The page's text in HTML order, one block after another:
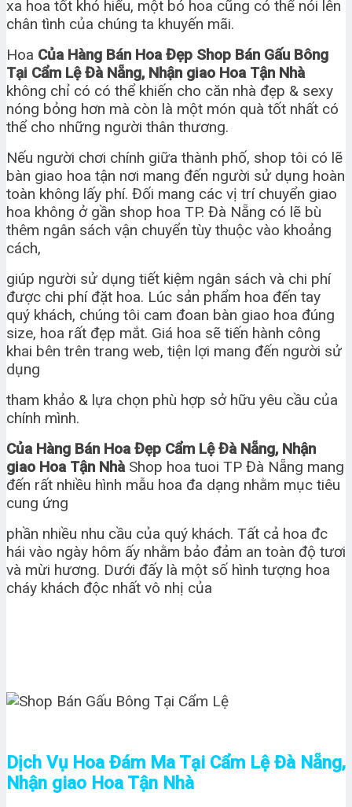
xa hoa tốt khó hiểu, một bó hoa cũng có thể nói lên
chân tình của chúng ta khuyến mãi.
Hoa Của Hàng Bán Hoa Đẹp Shop Bán Gấu Bông
Tại Cẩm Lệ Đà Nẵng, Nhận giao Hoa Tận Nhà
không chỉ có có thể khiến cho căn nhà đẹp & sexy
nóng bỏng hơn mà còn là một món quà tốt nhất có
thể cho những người thân thương.
Nếu người chơi chính giữa thành phố, shop tôi có lẽ
bàn giao hoa tận nơi mang đến người sử dụng hoàn
toàn không lấy phí. Đối mang các vị trí chuyển giao
hoa không ở gần shop hoa TP. Đà Nẵng có lẽ bù
thêm ngân sách vận chuyển tùy thuộc vào khoảng
cách,
giúp người sử dụng tiết kiệm ngân sách và chi phí
được chi phí đặt hoa. Lúc sản phẩm hoa đến tay
quý khách, chúng tôi cam đoan bàn giao hoa đúng
size, hoa rất đẹp mắt. Giá hoa sẽ tiến hành công
khai bên trên trang web, tiện lợi mang đến người sử
dụng
tham khảo & lựa chọn phù hợp sở hữu yêu cầu của
chính mình.
Của Hàng Bán Hoa Đẹp Cẩm Lệ Đà Nẵng, Nhận
giao Hoa Tận Nhà Shop hoa tuoi TP Đà Nẵng mang
đến rất nhiều hình mẫu hoa đa dạng nhằm mục tiêu
cung ứng
phần nhiều nhu cầu của quý khách. Tất cả hoa đc
hái vào ngày hôm ấy nhằm bảo đảm an toàn độ tươi
và mừi hương. Dưới đấy là một số hình tượng hoa
cháy khách độc nhất vô nhị của
Dịch Vụ Hoa Đám Ma Tại Cẩm Lệ Đà Nẵng,
Nhận giao Hoa Tận Nhà